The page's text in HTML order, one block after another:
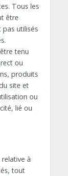
Tous les
être
pas utilisés
tenu
ou
produits
site et
ou
lié ou
à
tout